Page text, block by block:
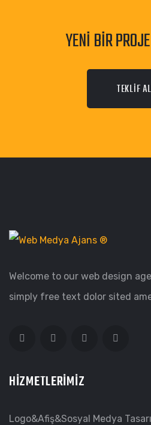
YENI BIR
TEKLİF AL
Welcome to our web design
simply free text dolor sited
HIZMETLERIMIZ
Logo&Afiş&Sosyal Medya